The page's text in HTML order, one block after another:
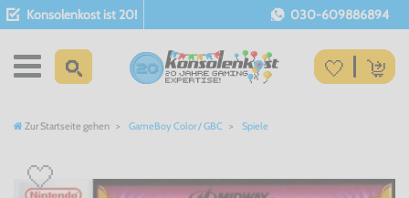
Konsolenkost ist 20! 030-609886894
Zur Startseite gehen GameBoy Color / GBC Spiele